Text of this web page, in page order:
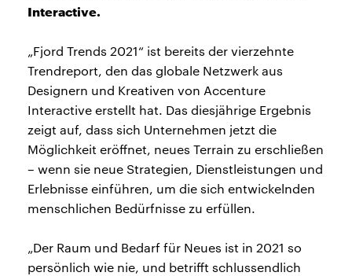
Interactive.
„Fjord Trends 2021“ ist bereits der vierzehnte
Trendreport, den das globale Netzwerk aus
Designern und Kreativen von Accenture
Interactive erstellt hat. Das diesjährige Ergebnis
zeigt auf, dass sich Unternehmen jetzt die
Möglichkeit eröffnet, neues Terrain zu erschließen
– wenn sie neue Strategien, Dienstleistungen und
Erlebnisse einführen, um die sich entwickelnden
menschlichen Bedürfnisse zu erfüllen.
„Der Raum und Bedarf für Neues ist in 2021 so
persönlich wie nie, und betrifft schlussendlich